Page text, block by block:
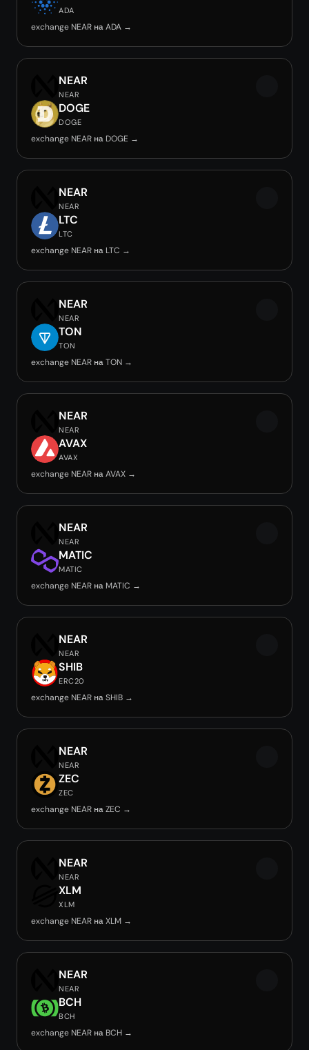
ADA
exchange NEAR на ADA →
NEAR
NEAR
DOGE
DOGE
exchange NEAR на DOGE →
NEAR
NEAR
LTC
LTC
exchange NEAR на LTC →
NEAR
NEAR
TON
TON
exchange NEAR на TON →
NEAR
NEAR
AVAX
AVAX
exchange NEAR на AVAX →
NEAR
NEAR
MATIC
MATIC
exchange NEAR на MATIC →
NEAR
NEAR
SHIB
ERC20
exchange NEAR на SHIB →
NEAR
NEAR
ZEC
ZEC
exchange NEAR на ZEC →
NEAR
NEAR
XLM
XLM
exchange NEAR на XLM →
NEAR
NEAR
BCH
BCH
exchange NEAR на BCH →